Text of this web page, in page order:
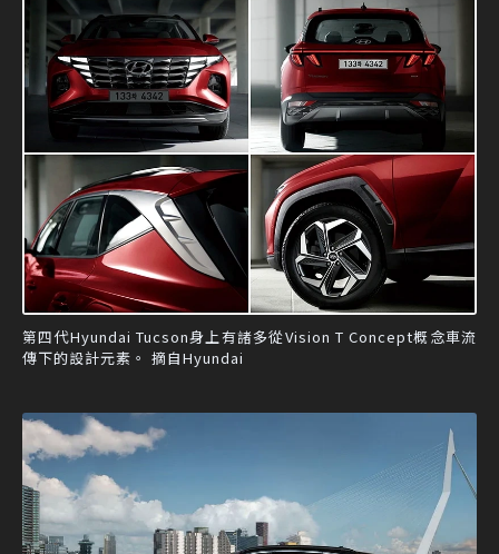
第四代Hyundai Tucson身上有諸多從Vision T Concept概念車流
傳下的設計元素。 摘自Hyundai